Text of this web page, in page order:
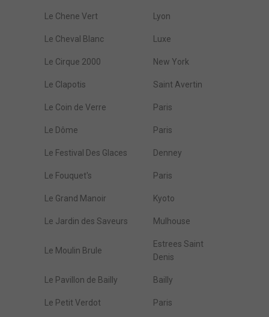
Le Chene Vert Lyon
Le Cheval Blanc Luxe
Le Cirque 2000 New York
Le Clapotis Saint Avertin
Le Coin de Verre Paris
Le Dôme Paris
Le Festival Des Glaces Denney
Le Fouquet's Paris
Le Grand Manoir Kyoto
Le Jardin des Saveurs Mulhouse
Le Moulin Brule
Estrees Saint
Denis
Le Pavillon de Bailly Bailly
Le Petit Verdot Paris